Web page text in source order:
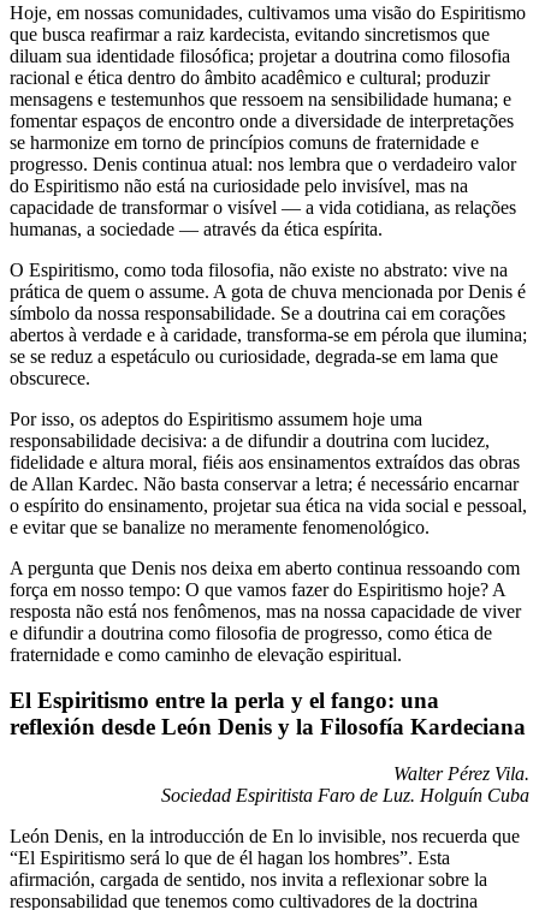
Hoje, em nossas comunidades, cultivamos uma visão do Espiritismo
que busca reafirmar a raiz kardecista, evitando sincretismos que
diluam sua identidade filosófica; projetar a doutrina como filosofia
racional e ética dentro do âmbito acadêmico e cultural; produzir
mensagens e testemunhos que ressoem na sensibilidade humana; e
fomentar espaços de encontro onde a diversidade de interpretações
se harmonize em torno de princípios comuns de fraternidade e
progresso. Denis continua atual: nos lembra que o verdadeiro valor
do Espiritismo não está na curiosidade pelo invisível, mas na
capacidade de transformar o visível — a vida cotidiana, as relações
humanas, a sociedade — através da ética espírita.
O Espiritismo, como toda filosofia, não existe no abstrato: vive na
prática de quem o assume. A gota de chuva mencionada por Denis é
símbolo da nossa responsabilidade. Se a doutrina cai em corações
abertos à verdade e à caridade, transforma-se em pérola que ilumina;
se se reduz a espetáculo ou curiosidade, degrada-se em lama que
obscurece.
Por isso, os adeptos do Espiritismo assumem hoje uma
responsabilidade decisiva: a de difundir a doutrina com lucidez,
fidelidade e altura moral, fiéis aos ensinamentos extraídos das obras
de Allan Kardec. Não basta conservar a letra; é necessário encarnar
o espírito do ensinamento, projetar sua ética na vida social e pessoal,
e evitar que se banalize no meramente fenomenológico.
A pergunta que Denis nos deixa em aberto continua ressoando com
força em nosso tempo: O que vamos fazer do Espiritismo hoje? A
resposta não está nos fenômenos, mas na nossa capacidade de viver
e difundir a doutrina como filosofia de progresso, como ética de
fraternidade e como caminho de elevação espiritual.
El Espiritismo entre la perla y el fango: una
reflexión desde León Denis y la Filosofía Kardeciana
Walter Pérez Vila.
Sociedad Espiritista Faro de Luz. Holguín Cuba
León Denis, en la introducción de En lo invisible, nos recuerda que
“El Espiritismo será lo que de él hagan los hombres”. Esta
afirmación, cargada de sentido, nos invita a reflexionar sobre la
responsabilidad que tenemos como cultivadores de la doctrina